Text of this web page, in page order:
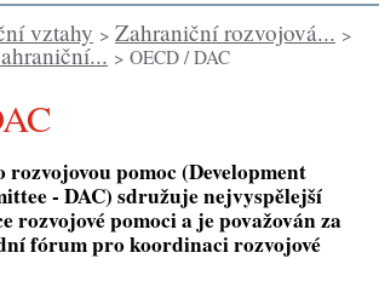
vztahy > Zahraniční rozvojová... >
> OECD / DAC
pomoc (Development
- DAC) sdružuje nejvyspělejší
rozvojové pomoci a je považován za
fórum pro koordinaci rozvojové